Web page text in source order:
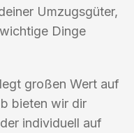
Umzugsgüter,
Dinge
großen Wert auf
bieten wir dir
individuell auf